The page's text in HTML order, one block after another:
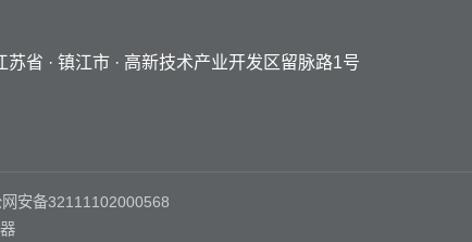
苏省 · 镇江市 · 高新技术产业开发区留脉路1号
安备32111102000568